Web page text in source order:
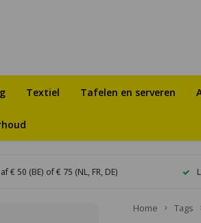
Textiel Tafelen en serveren
€ 50 (BE) of € 75 (NL, FR, DE)
Home Tags